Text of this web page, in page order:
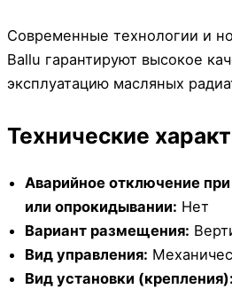
Современные технологии и
Ballu гарантируют высокое
эксплуатацию масляных
Технические
Аварийное отключение
или опрокидывании: Нет
Вариант размещения:
Вид управления:
Вид установки (крепления):